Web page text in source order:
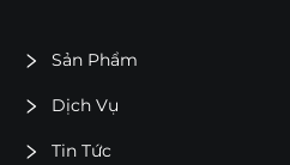
Sản Phẩm
Dịch Vụ
Tin Tức